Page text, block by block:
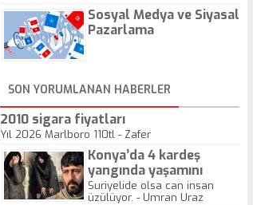
gösterisinin bu yarışmada
önemli olmadığını anlamıştır.
Sosyal Medya ve Siyasal
Pazarlama
SON YORUMLANAN HABERLER
2010 sigara fiyatları
Yıl 2026 Marlboro 110tl - Zafer
Konya’da 4 kardeş
yangında yaşamını
yitirdi
Suriyelide olsa can insan
üzülüyor. - Umran Uraz